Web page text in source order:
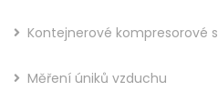
Kontejnerové kompresorové
Měření úniků vzduchu